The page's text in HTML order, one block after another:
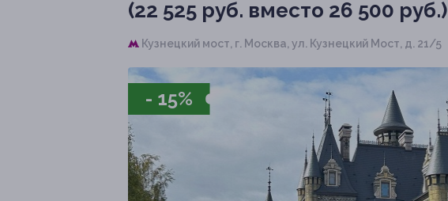
(22 525 руб. вместо 26 500 руб.)
Кузнецкий мост, г. Москва, ул. Кузнецкий Мост, д. 21/5
- 15%